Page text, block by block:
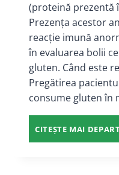
(proteină prezentă
Prezența acestor
reacție imună
în evaluarea bolii
gluten. Când este
Pregătirea
consume gluten în
CITEȘTE MAI